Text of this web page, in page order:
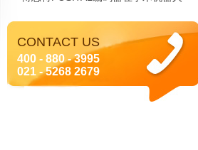
CONTACT US
400 - 880 - 3995
021 - 5268 2679